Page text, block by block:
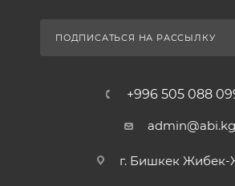
ПОДПИСАТЬСЯ НА РАССЫЛКУ
+996 505 088
admin@abi.kg
г. Бишкек Жибек-